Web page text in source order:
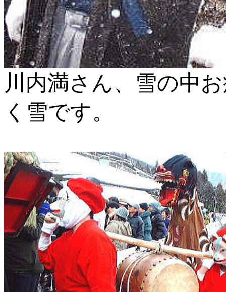
川内満さん、雪の中
く雪です。